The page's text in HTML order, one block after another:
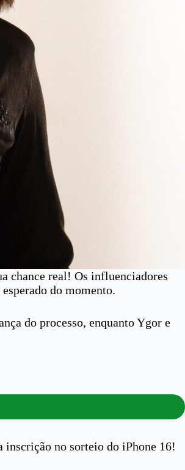
chance real! Os influenciadores
do momento.
do processo, enquanto Ygor e
inscrição no sorteio do iPhone 16!